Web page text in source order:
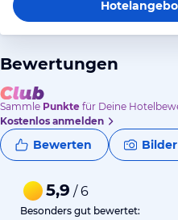
Bewertungen
Sammle Punkte für Deine
Kostenlos anmelden
Bewerten
5,9 / 6
Besonders gut bewertet: